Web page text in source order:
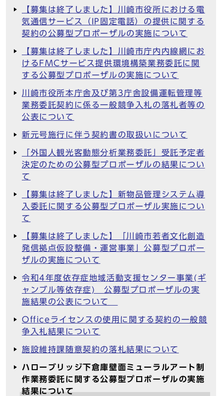
【募集は終了しました】川崎市役所における電
気通信サービス（IP固定電話）の提供に関する
契約の公募型プロポーザルの実施について
【募集は終了しました】川崎市庁内内線網にお
けるFMCサービス提供環境構築業務委託に関
する公募型プロポーザルの実施について
川崎市役所本庁舎及び第3庁舎設備運転管理等
業務委託契約に係る一般競争入札の落札者等の
公表について
新元号施行に伴う契約書の取扱いについて
「外国人観光客動態分析業務委託」受託予定者
決定のための公募型プロポーザルの結果につい
て
【募集は終了しました】新物品管理システム導
入委託に関する公募型プロポーザル実施につい
て
【募集は終了しました】「川崎市若者文化創造
発信拠点仮設整備・運営事業」公募型プロポー
ザルの実施について
令和4年度依存症地域活動支援センター事業(ギ
ャンブル等依存症) 公募型プロポーザルの実
施結果の公表について
Officeライセンスの使用に関する契約の一般競
争入札結果について
施設維持課随意契約の落札結果について
ハローブリッジ下倉庫壁面ミューラルアート制
作業務委託に関する公募型プロポーザルの実施
結果について